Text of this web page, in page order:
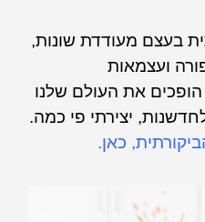
בעצם מעודדת שונות,
ועצמאות
את העולם שלנו
יצירתי פי כמה.
כאן.